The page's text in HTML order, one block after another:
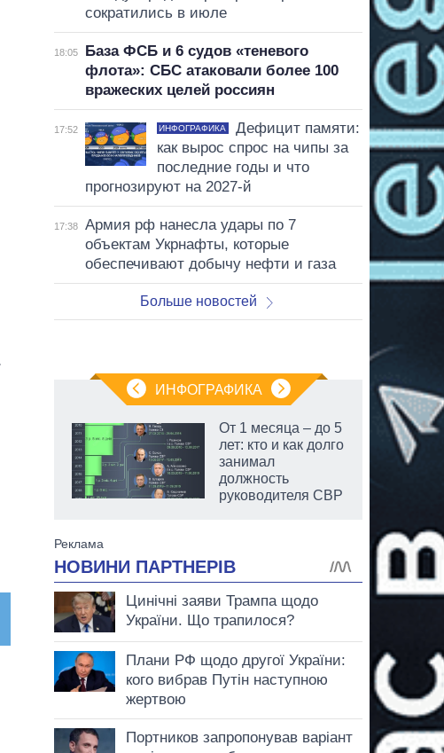
сократились в июле
18:05
База ФСБ и 6 судов «теневого
флота»: СБС атаковали более 100
вражеских целей россиян
17:52 ИНФОГРАФИКА
Дефицит памяти:
как вырос спрос на чипы за
последние годы и что
прогнозируют на 2027-й
17:38
Армия рф нанесла удары по 7
объектам Укрнафты, которые
обеспечивают добычу нефти и газа
Больше новостей
ИНФОГРАФИКА
От 1 месяца – до 5
лет: кто и как долго
занимал
должность
руководителя СВР